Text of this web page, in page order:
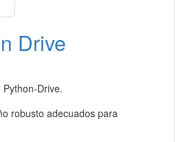
Drive
Drive.
robusto adecuados para